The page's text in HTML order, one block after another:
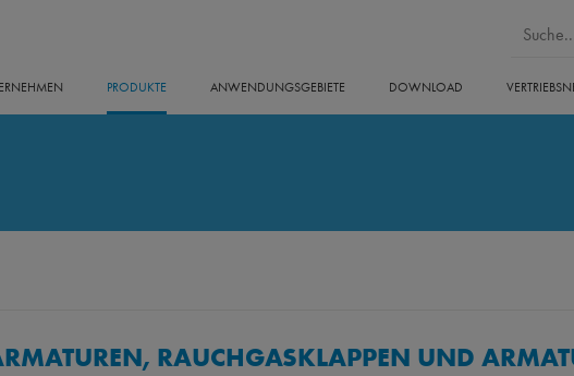
Suche
PRODUKTE ANWENDUNGSGEBIETE DOWNLOAD
RAUCHGASKLAPPEN UND